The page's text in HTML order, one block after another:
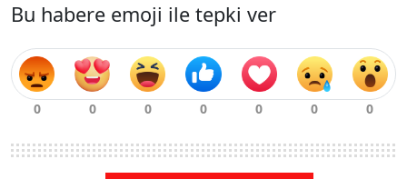
Bu habere emoji ile tepki ver